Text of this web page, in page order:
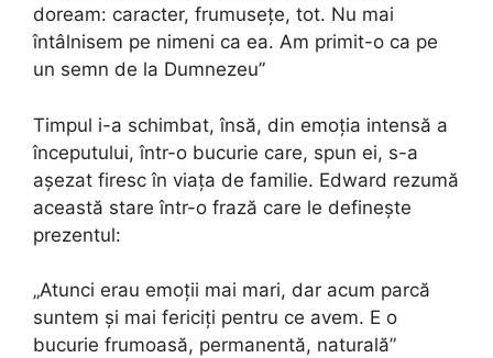
doream: caracter, frumusețe, tot. Nu mai
întâlnisem pe nimeni ca ea. Am primit-o ca pe
un semn de la Dumnezeu”
Timpul i-a schimbat, însă, din emoția intensă a
începutului, într-o bucurie care, spun ei, s-a
așezat firesc în viața de familie. Edward rezumă
această stare într-o frază care le definește
prezentul:
„Atunci erau emoții mai mari, dar acum parcă
suntem și mai fericiți pentru ce avem. E o
bucurie frumoasă, permanentă, naturală”